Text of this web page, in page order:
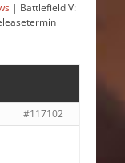
| Battlefield V:
#117102